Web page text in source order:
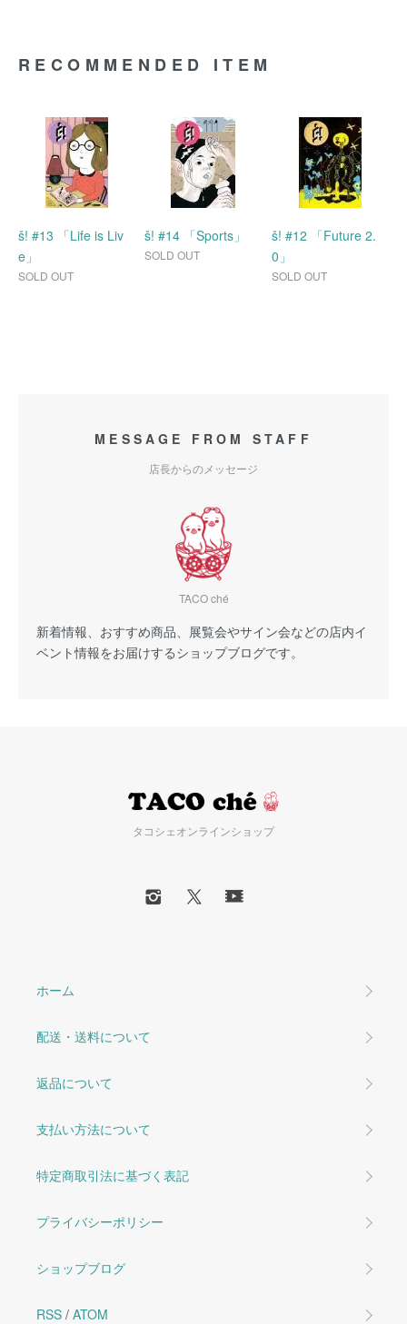
RECOMMENDED ITEM
š! #13 「Life is Liv
e」
SOLD OUT
š! #14 「Sports」
SOLD OUT
š! #12 「Future 2.
0」
SOLD OUT
MESSAGE FROM STAFF
店長からのメッセージ
TACO ché
新着情報、おすすめ商品、展覧会やサイン会などの店内イ
ベント情報をお届けするショップブログです。
タコシェオンラインショップ
ホーム
配送・送料について
返品について
支払い方法について
特定商取引法に基づく表記
プライバシーポリシー
ショップブログ
RSS / ATOM